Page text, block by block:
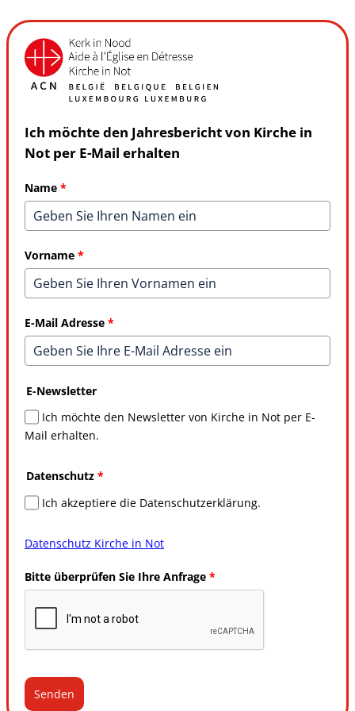
Ich möchte den Jahresbericht von Kirche in
Not per E-Mail erhalten
Name *
Vorname *
E-Mail Adresse *
E-Newsletter
Ich möchte den Newsletter von Kirche in Not per E-
Mail erhalten.
Datenschutz *
Ich akzeptiere die Datenschutzerklärung.
Datenschutz Kirche in Not
Bitte überprüfen Sie Ihre Anfrage *
Senden